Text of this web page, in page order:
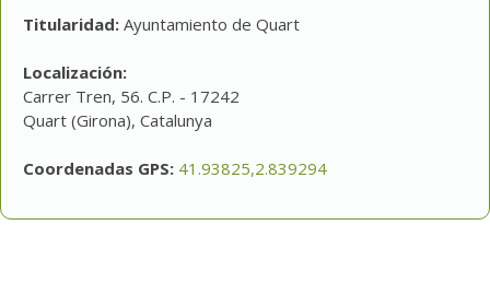
Titularidad: Ayuntamiento de Quart
Localización:
Carrer Tren, 56. C.P. - 17242
Quart (Girona), Catalunya
Coordenadas GPS: 41.93825,2.839294